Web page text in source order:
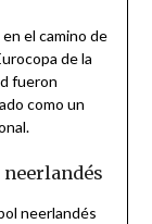
el camino de
de la
fueron
como un
neerlandés